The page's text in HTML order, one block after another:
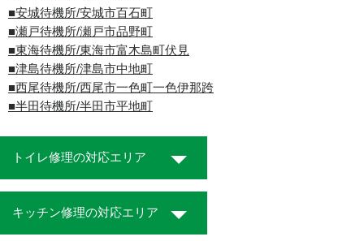
■安城待機所/安城市百石町
■瀬戸待機所/瀬戸市品野町
■東海待機所/東海市富木島町伏見
■津島待機所/津島市中地町
■西尾待機所/西尾市一色町一色伊那跨
■半田待機所/半田市平地町
トイレ修理の対応エリア
キッチン修理の対応エリア